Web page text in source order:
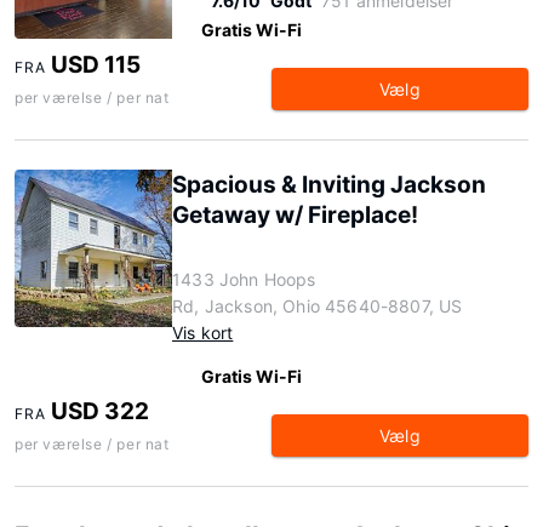
Gratis Wi-Fi
FRA USD 115
per værelse / per nat Vælg
Spacious & Inviting Jackson
Getaway w/ Fireplace!
1433 John Hoops
Rd, Jackson, Ohio 45640-8807, US
Vis kort
Gratis Wi-Fi
FRA USD 322
per værelse / per nat Vælg